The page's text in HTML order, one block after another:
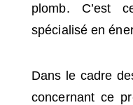
plomb. C’est
spécialisé en
Dans le cadre
concernant ce